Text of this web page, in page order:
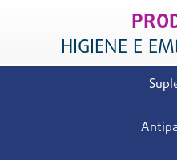
HIGIENE E